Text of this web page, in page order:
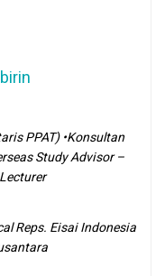
PPAT) •Konsultan
Study Advisor –
Reps. Eisai Indonesia